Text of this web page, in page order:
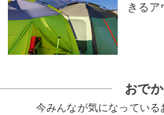
きるア
おで
今みんなが気になっている